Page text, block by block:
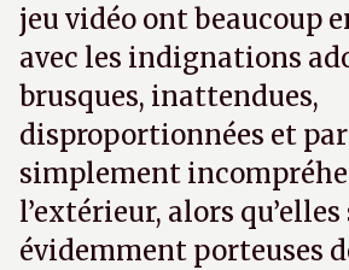
jeu vidéo ont beaucoup
avec les indignations
brusques, inattendues,
disproportionnées et
simplement
l’extérieur, alors
évidemment porteuses